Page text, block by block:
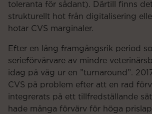
toleranta för sådant). Därtill finns
strukturellt hot från digitalisering
hotar CVS marginaler.
Efter en lång framgångsrik period
serieförvärvare av mindre
idag på väg ur en ”turnaround”.
CVS på problem efter att en rad
integrerats på ett tillfredställande
hade många förvärv för höga